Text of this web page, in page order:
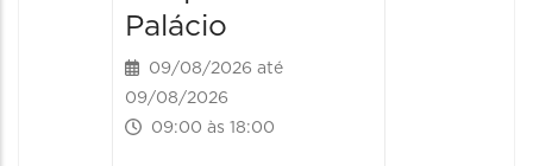
Palácio
09/08/2026 até
09/08/2026
09:00 às 18:00